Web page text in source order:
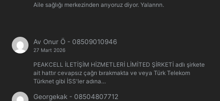
Aile sağlığı merkezinden arıyoruz diyor. Yalannn.
Av Onur Ö - 08509010946
27 Mart 2026
PEAKCELL İLETİŞİM HİZMETLERİ LİMİTED ŞİRKETİ adlı şirkete
ait hattır cevapsız çağrı bırakmakta ve veya Türk Telekom
Türknet gibi İSS'ler adına…
Georgekak - 08504807712